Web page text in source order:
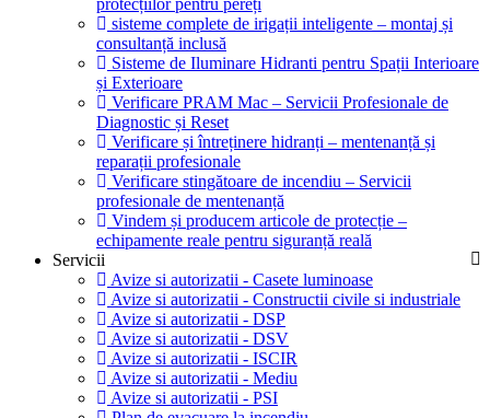
protecțiilor pentru pereți
sisteme complete de irigații inteligente – montaj și
consultanță inclusă
Sisteme de Iluminare Hidranti pentru Spații Interioare
și Exterioare
Verificare PRAM Mac – Servicii Profesionale de
Diagnostic și Reset
Verificare și întreținere hidranți – mentenanță și
reparații profesionale
Verificare stingătoare de incendiu – Servicii
profesionale de mentenanță
Vindem și producem articole de protecție –
echipamente reale pentru siguranță reală
Servicii
Avize si autorizatii - Casete luminoase
Avize si autorizatii - Constructii civile si industriale
Avize si autorizatii - DSP
Avize si autorizatii - DSV
Avize si autorizatii - ISCIR
Avize si autorizatii - Mediu
Avize si autorizatii - PSI